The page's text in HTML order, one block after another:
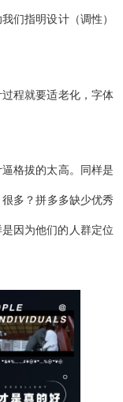
们指明设计（调性）
程就要适老化，字体
格拔的太高。同样是
多？拼多多缺少优秀
因为他们的人群定位